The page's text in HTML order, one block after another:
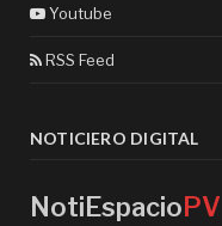
Youtube
RSS Feed
NOTICIERO DIGITAL
NotiEspacioPV